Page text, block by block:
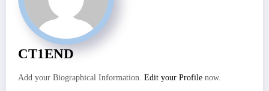
CT1END
Add your Biographical Information. Edit your Profile now.